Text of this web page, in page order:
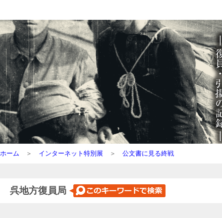
ホーム ＞ インターネット特別展 ＞ 公文書に見る終戦
呉地方復員局